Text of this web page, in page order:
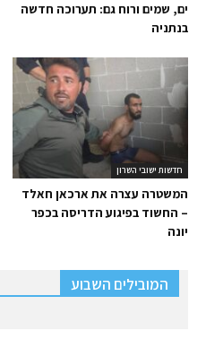
ים, שמים ורוח גם: תערוכה חדשה
בנתניה
חדשות ישובי השרון
המשטרה עצרה את ארכאן חאלד
– החשוד בפיגוע הדריסה בכפר
יונה
המובילים השבוע